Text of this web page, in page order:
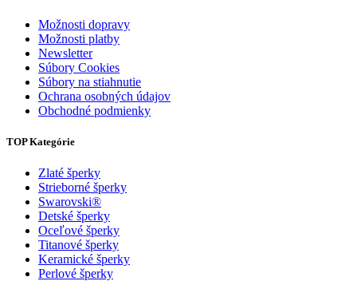
Možnosti dopravy
Možnosti platby
Newsletter
Súbory Cookies
Súbory na stiahnutie
Ochrana osobných údajov
Obchodné podmienky
TOP Kategórie
Zlaté šperky
Strieborné šperky
Swarovski®
Detské šperky
Oceľové šperky
Titanové šperky
Keramické šperky
Perlové šperky